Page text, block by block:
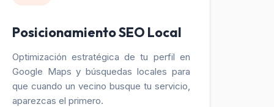
Posicionamiento SEO Local
Optimización estratégica de tu perfil en
Google Maps y búsquedas locales para
que cuando un vecino busque tu servicio,
aparezcas el primero.